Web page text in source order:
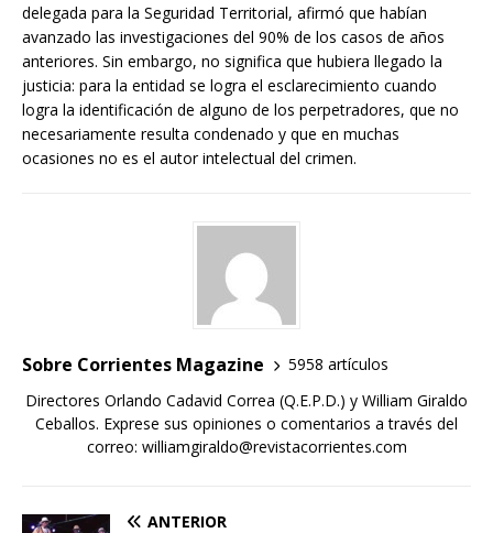
delegada para la Seguridad Territorial, afirmó que habían
avanzado las investigaciones del 90% de los casos de años
anteriores. Sin embargo, no significa que hubiera llegado la
justicia: para la entidad se logra el esclarecimiento cuando
logra la identificación de alguno de los perpetradores, que no
necesariamente resulta condenado y que en muchas
ocasiones no es el autor intelectual del crimen.
Sobre Corrientes Magazine
5958 artículos
Directores Orlando Cadavid Correa (Q.E.P.D.) y William Giraldo
Ceballos. Exprese sus opiniones o comentarios a través del
correo: williamgiraldo@revistacorrientes.com
ANTERIOR